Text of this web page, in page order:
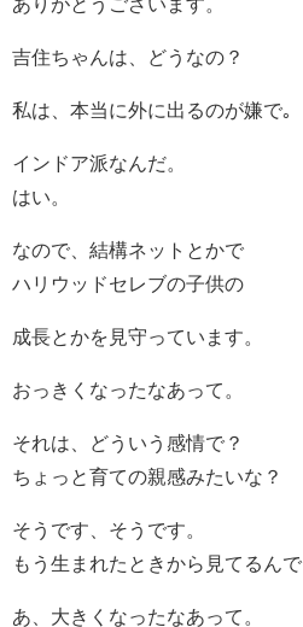
吉住ちゃんは、どうなの？
私は、本当に外に出るのが嫌で｡
インドア派なんだ。
はい。
なので、結構ネットとかで
ハリウッドセレブの子供の
成長とかを見守っています。
おっきくなったなあって。
それは、どういう感情で？
ちょっと育ての親感みたいな？
そうです、そうです。
もう生まれたときから見てるんで
あ、大きくなったなあって。